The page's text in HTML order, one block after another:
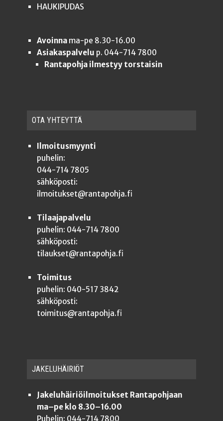
HAUKIPUDAS
Avoinnama-pe 8.30-16.00
Asiakaspalvelu p. 044-714 7800
Rantapohja ilmestyy torstaisin
OTA YHTEYT­TÄ
Ilmoitusmyynti
puhelin:
044-714 7805
sähköposti:
ilmoitukset@rantapohja.fi
Tilaajapalvelu
puhelin: 044-714 7800
sähköposti:
tilaukset@rantapohja.fi
Toimitus
puhelin: 040-517 3842
sähköposti:
toimitus@rantapohja.fi
JAKE­LU­HÄI­RIÖT
Jakeluhäiriöilmoitukset Rantapohjaan
ma–pe klo 8.30–16.00
Puhelin: 044-714 7800